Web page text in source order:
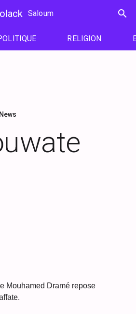
Saloum search
RELIGION
News
Mouhamed Dramé repose